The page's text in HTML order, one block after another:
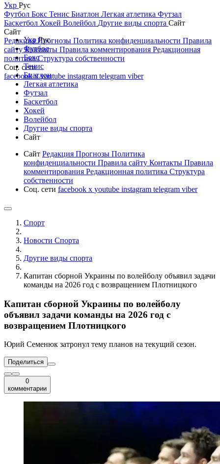
Укр Рус
Футбол Бокс Тенис Биатлон Легкая атлетика Футзал
Баскетбол Хокей Волейбол Другие виды спорта Сайт
Сайт
РедакцияПрогнозы Политика конфиденциальности Правила
сайтуКонтакты Правила комментирования Редакционная
политикаСтруктура собственности
Соц. сети
facebookxyoutube instagram telegram viber
УкрРус
Футбол
Бокс
Тенис
Биатлон
Легкая атлетика
Футзал
Баскетбол
Хокей
Волейбол
Другие виды спорта
Сайт
Сайт Редакция Прогнозы Политика
конфиденциальности Правила сайту Контакты Правила
комментирования Редакционная политика Структура
собственности
Соц. сети facebook x youtube instagram telegram viber
Спорт
Новости Cпорта
Другие виды спорта
Капитан сборной Украины по волейболу объявил задачи
команды на 2026 год с возвращением Плотницкого
Капитан сборной Украины по волейболу
объявил задачи команды на 2026 год с
возвращением Плотницкого
Юрий Семенюк затронул тему планов на текущий сезон.
Поделиться
0
комментарии